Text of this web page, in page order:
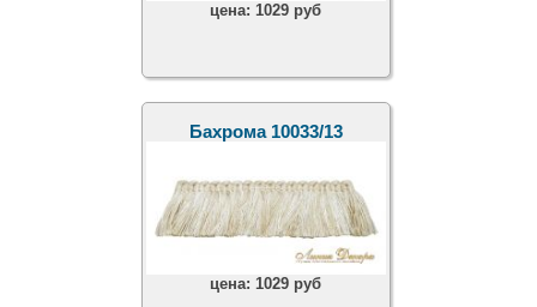
цена:1029 руб
Бахрома 10033/13
цена:1029 руб